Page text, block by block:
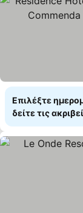
Επιλέξτε
δείτε τις